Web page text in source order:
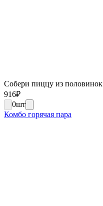
Собери пиццу из половинок
916₽
0шт
Комбо горячая пара